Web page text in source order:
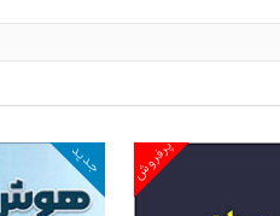
پرفروش جدید